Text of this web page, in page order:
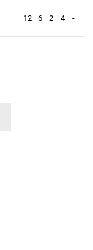
12 6 2 4 -